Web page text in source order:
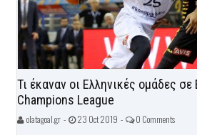
Τι έκαναν οι Ελληνικές ομάδες
Champions League
olatagoal.gr - 23 Oct 2019 - 0 Comments